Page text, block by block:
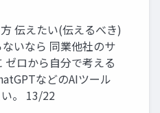
伝えたい(伝えるべき)
いなら 同業他社のサ
ゼロから自分で考える
などのAIツール
。 13/22